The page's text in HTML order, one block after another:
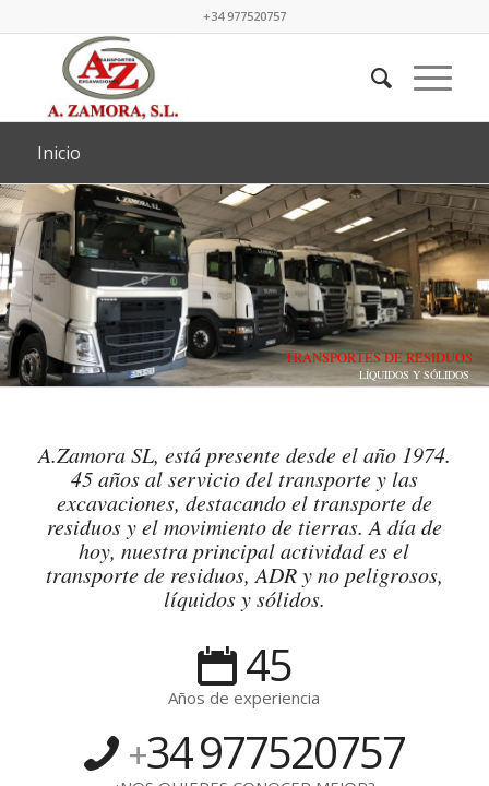
+34 977520757
Inicio
TRANSPORTES DE RESIDUOS
LÍQUIDOS Y SÓLIDOS
A.Zamora SL, está presente desde el año 1974.
45 años al servicio del transporte y las
excavaciones, destacando el transporte de
residuos y el movimiento de tierras. A día de
hoy, nuestra principal actividad es el
transporte de residuos, ADR y no peligrosos,
líquidos y sólidos.
45
Años de experiencia
+34977520757